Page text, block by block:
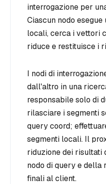
interrogazione per
Ciascun nodo
locali, cerca i vettori
riduce e restituisce i
I nodi di
dall'altro in una
responsabile solo di
rilasciare i segmenti
query coord;
segmenti locali. Il
riduzione dei risultati
nodo di query e
finali al client.